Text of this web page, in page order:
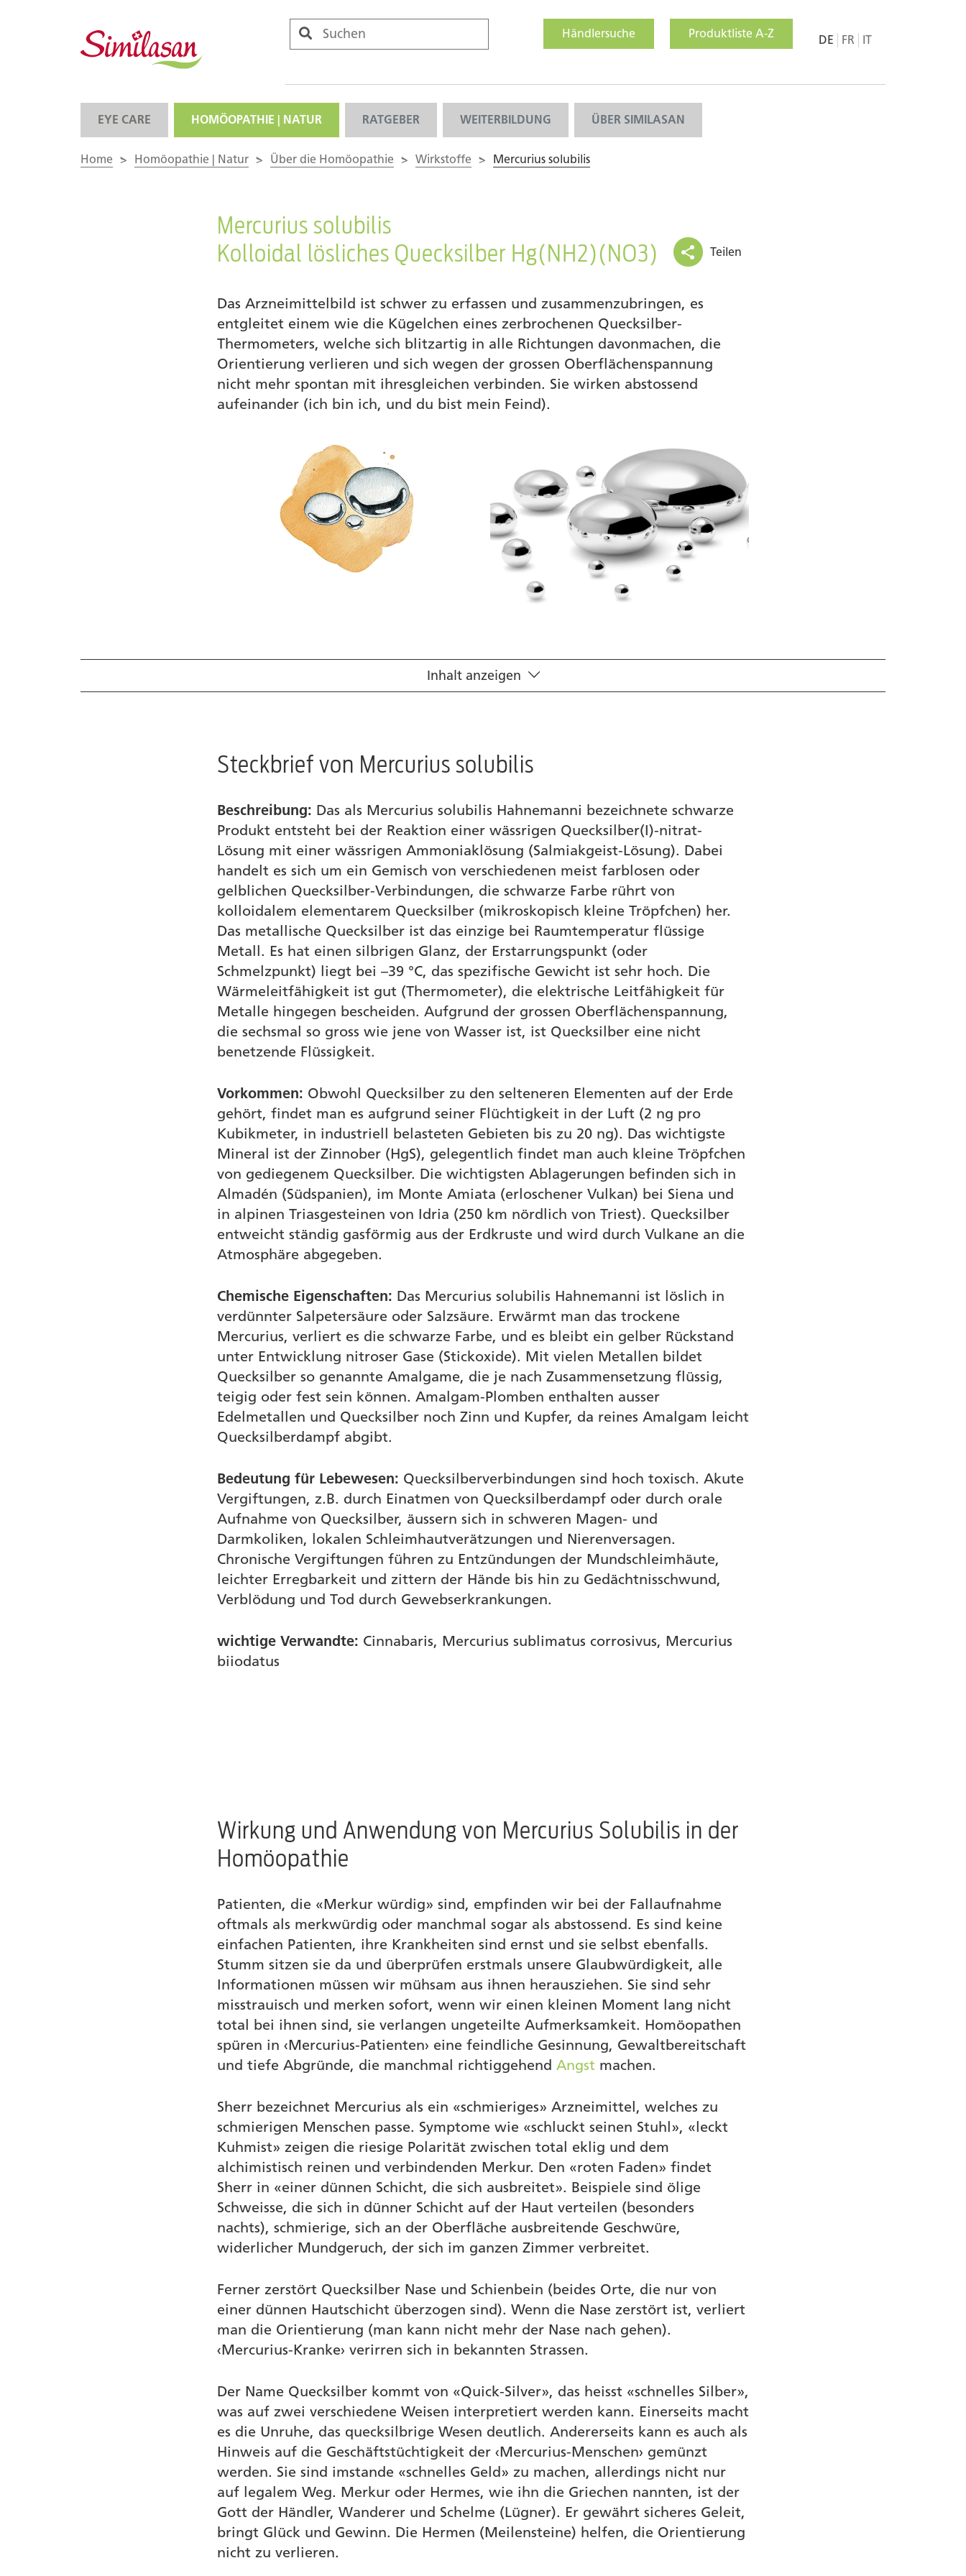
Händlersuche Produktliste A-Z DE FR IT
EYE CARE HOMÖOPATHIE | NATUR RATGEBER WEITERBILDUNG ÜBER SIMILASAN
Home > Homöopathie | Natur > Über die Homöopathie > Wirkstoffe > Mercurius solubilis
Mercurius solubilis
Kolloidal lösliches Quecksilber Hg(NH2)(NO3)
Teilen
Das Arzneimittelbild ist schwer zu erfassen und zusammenzubringen, es
entgleitet einem wie die Kügelchen eines zerbrochenen Quecksilber-
Thermometers, welche sich blitzartig in alle Richtungen davonmachen, die
Orientierung verlieren und sich wegen der grossen Oberflächenspannung
nicht mehr spontan mit ihresgleichen verbinden. Sie wirken abstossend
aufeinander (ich bin ich, und du bist mein Feind).
Homöopathisches Arzneimittelbild
Inhalt anzeigen
Steckbrief von Mercurius solubilis
Beschreibung: Das als Mercurius solubilis Hahnemanni bezeichnete schwarze
Produkt entsteht bei der Reaktion einer wässrigen Quecksilber(I)-nitrat-
Lösung mit einer wässrigen Ammoniaklösung (Salmiakgeist-Lösung). Dabei
handelt es sich um ein Gemisch von verschiedenen meist farblosen oder
gelblichen Quecksilber-Verbindungen, die schwarze Farbe rührt von
kolloidalem elementarem Quecksilber (mikroskopisch kleine Tröpfchen) her.
Das metallische Quecksilber ist das einzige bei Raumtemperatur flüssige
Metall. Es hat einen silbrigen Glanz, der Erstarrungspunkt (oder
Schmelzpunkt) liegt bei –39 °C, das spezifische Gewicht ist sehr hoch. Die
Wärmeleitfähigkeit ist gut (Thermometer), die elektrische Leitfähigkeit für
Metalle hingegen bescheiden. Aufgrund der grossen Oberflächenspannung,
die sechsmal so gross wie jene von Wasser ist, ist Quecksilber eine nicht
benetzende Flüssigkeit.
Vorkommen: Obwohl Quecksilber zu den selteneren Elementen auf der Erde
gehört, findet man es aufgrund seiner Flüchtigkeit in der Luft (2 ng pro
Kubikmeter, in industriell belasteten Gebieten bis zu 20 ng). Das wichtigste
Mineral ist der Zinnober (HgS), gelegentlich findet man auch kleine Tröpfchen
von gediegenem Quecksilber. Die wichtigsten Ablagerungen befinden sich in
Almadén (Südspanien), im Monte Amiata (erloschener Vulkan) bei Siena und
in alpinen Triasgesteinen von Idria (250 km nördlich von Triest). Quecksilber
entweicht ständig gasförmig aus der Erdkruste und wird durch Vulkane an die
Atmosphäre abgegeben.
Chemische Eigenschaften: Das Mercurius solubilis Hahnemanni ist löslich in
verdünnter Salpetersäure oder Salzsäure. Erwärmt man das trockene
Mercurius, verliert es die schwarze Farbe, und es bleibt ein gelber Rückstand
unter Entwicklung nitroser Gase (Stickoxide). Mit vielen Metallen bildet
Quecksilber so genannte Amalgame, die je nach Zusammensetzung flüssig,
teigig oder fest sein können. Amalgam-Plomben enthalten ausser
Edelmetallen und Quecksilber noch Zinn und Kupfer, da reines Amalgam leicht
Quecksilberdampf abgibt.
Bedeutung für Lebewesen: Quecksilberverbindungen sind hoch toxisch. Akute
Vergiftungen, z.B. durch Einatmen von Quecksilberdampf oder durch orale
Aufnahme von Quecksilber, äussern sich in schweren Magen- und
Darmkoliken, lokalen Schleimhautverätzungen und Nierenversagen.
Chronische Vergiftungen führen zu Entzündungen der Mundschleimhäute,
leichter Erregbarkeit und zittern der Hände bis hin zu Gedächtnisschwund,
Verblödung und Tod durch Gewebserkrankungen.
wichtige Verwandte: Cinnabaris, Mercurius sublimatus corrosivus, Mercurius
biiodatus
Wirkung und Anwendung von Mercurius Solubilis in der
Homöopathie
Patienten, die «Merkur würdig» sind, empfinden wir bei der Fallaufnahme
oftmals als merkwürdig oder manchmal sogar als abstossend. Es sind keine
einfachen Patienten, ihre Krankheiten sind ernst und sie selbst ebenfalls.
Stumm sitzen sie da und überprüfen erstmals unsere Glaubwürdigkeit, alle
Informationen müssen wir mühsam aus ihnen herausziehen. Sie sind sehr
misstrauisch und merken sofort, wenn wir einen kleinen Moment lang nicht
total bei ihnen sind, sie verlangen ungeteilte Aufmerksamkeit. Homöopathen
spüren in ‹Mercurius-Patienten› eine feindliche Gesinnung, Gewaltbereitschaft
und tiefe Abgründe, die manchmal richtiggehend Angst machen.
Sherr bezeichnet Mercurius als ein «schmieriges» Arzneimittel, welches zu
schmierigen Menschen passe. Symptome wie «schluckt seinen Stuhl», «leckt
Kuhmist» zeigen die riesige Polarität zwischen total eklig und dem
alchimistisch reinen und verbindenden Merkur. Den «roten Faden» findet
Sherr in «einer dünnen Schicht, die sich ausbreitet». Beispiele sind ölige
Schweisse, die sich in dünner Schicht auf der Haut verteilen (besonders
nachts), schmierige, sich an der Oberfläche ausbreitende Geschwüre,
widerlicher Mundgeruch, der sich im ganzen Zimmer verbreitet.
Ferner zerstört Quecksilber Nase und Schienbein (beides Orte, die nur von
einer dünnen Hautschicht überzogen sind). Wenn die Nase zerstört ist, verliert
man die Orientierung (man kann nicht mehr der Nase nach gehen).
‹Mercurius-Kranke› verirren sich in bekannten Strassen.
Der Name Quecksilber kommt von «Quick-Silver», das heisst «schnelles Silber»,
was auf zwei verschiedene Weisen interpretiert werden kann. Einerseits macht
es die Unruhe, das quecksilbrige Wesen deutlich. Andererseits kann es auch als
Hinweis auf die Geschäftstüchtigkeit der ‹Mercurius-Menschen› gemünzt
werden. Sie sind imstande «schnelles Geld» zu machen, allerdings nicht nur
auf legalem Weg. Merkur oder Hermes, wie ihn die Griechen nannten, ist der
Gott der Händler, Wanderer und Schelme (Lügner). Er gewährt sicheres Geleit,
bringt Glück und Gewinn. Die Hermen (Meilensteine) helfen, die Orientierung
nicht zu verlieren.